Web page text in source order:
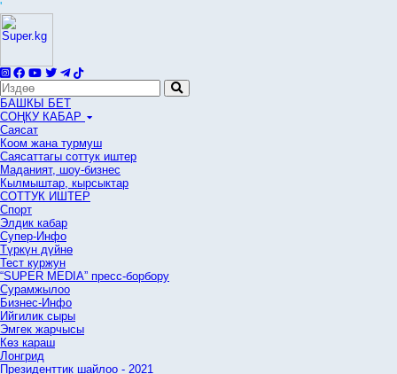
'
БАШКЫ БЕТ
СОҢКУ КАБАР
Саясат
Коом жана турмуш
Саясаттагы соттук иштер
Маданият, шоу-бизнес
Кылмыштар, кырсыктар
СОТТУК ИШТЕР
Спорт
Элдик кабар
Супер-Инфо
Түркүн дүйнө
Тест куржун
“SUPER MEDIA” пресс-борбору
Сурамжылоо
Бизнес-Инфо
Ийгилик сыры
Эмгек жарчысы
Көз караш
Лонгрид
Президенттик шайлоо - 2021